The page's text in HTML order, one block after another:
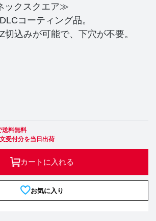
ックスクエア≫
コーティング品。
切込みが可能で、下穴が不要。
送料無料
受付分を当日出荷
カートに入れる
お気に入り